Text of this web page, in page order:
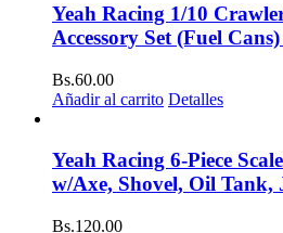
Yeah Racing 1/10
Accessory Set (Fuel
Bs.60.00
Añadir al carrito Detalles
Yeah Racing 6-Piece
w/Axe, Shovel, Oil Tank,
Bs.120.00